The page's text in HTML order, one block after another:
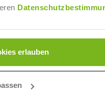
erlauben